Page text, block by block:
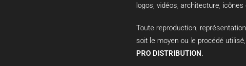
logos, vidéos, architecture,
Toute reproduction,
soit le moyen ou le procédé
PRO DISTRIBUTION.